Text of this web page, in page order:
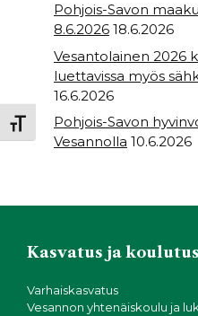
Toggle Font size
Pohjois-Savon
8.6.2026 18.6.2026
Vesantolainen 2026
luettavissa myös
16.6.2026
Pohjois-Savon
Vesannolla 10.6.2026
Kasvatus ja koulutus
Varhaiskasvatus
Vesannon yhtenäiskoulu ja